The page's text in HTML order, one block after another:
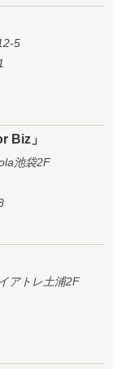
5
Biz」
池袋2F
アトレ土浦2F